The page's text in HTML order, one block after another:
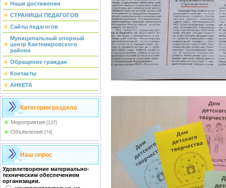
Наши достижения
СТРАНИЦЫ ПЕДАГОГОВ
Сайты педагогов
Муниципальный опорный
центр Кантемировского
района
Обращение граждан
Контакты
АНКЕТА
Категории раздела
Мероприятия [137]
Объявления [74]
Наш опрос
Удовлетворение материально-
техническим обеспечением
организации.